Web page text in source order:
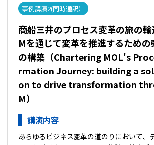
事例講演2(同時通訳）
商船三井のプロセス変革の旅の
Mを通じて変革を推進するための
の構築（Chartering MOL's
rmation Journey: building a
on to drive transformation
M）
講演内容
あらゆるビジネス変革の道のりにおいて、